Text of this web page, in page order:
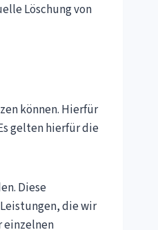
Löschung von
können. Hierfür
gelten hierfür die
Diese
die wir
einzelnen